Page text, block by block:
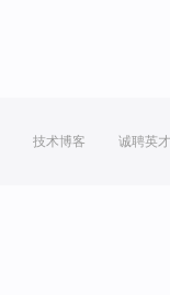
技术博客 诚聘英才